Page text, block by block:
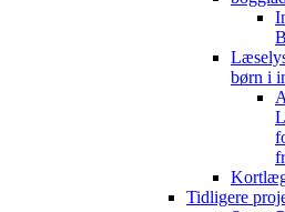
børn i
Tidligere